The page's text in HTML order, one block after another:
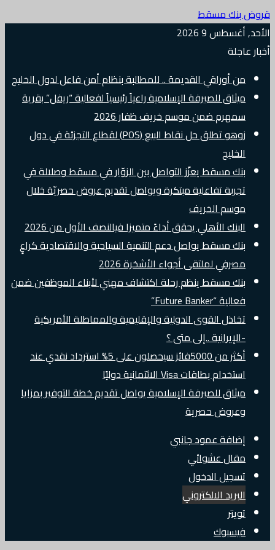
قروض بنك مسقط
الأحد, أغسطس 9 2026
أخبار عاجلة
من أوراقي القديمة .. للمطالبة بنظام أمن فاعل لدول الخليج
ميثاق للصيرفة الإسلامية راعياً رئيسياً لفعالية “ريفل” بقرية
سمهرم ضمن موسم خريف ظفار 2026
زوهو تطلق حل نقاط البيع (POS) لقطاع التجزئة في دول
الخليج
بنك مسقط يعزّز التواصل بين الزوّار في مسقط وصلالة في
تجربة تفاعلية مبتكرة ويواصل تقديم عروض حصريّة خلال
موسم الخريف
البنك الأهلي يحقق أداءً متميزا فيالنصف الأول من 2026
بنك مسقط يواصل دعم التنمية السياحية والاقتصادية كراعٍ
مصرفي لملتقى أجواء الأشخرة 2026
بنك مسقط ينظم رحلة اكتشاف مهني لأبناء الموظفين ضمن
فعالية “Future Banker”
تخاذل القوى الدولية والإقليمية والمماطلة الأمريكية
-الإيرانية ..إلى متى ؟
أكثر من 5000فائز سيحصلون على 5% استرداد نقدي عند
استخدام بطاقات Visa الائتمانية دوليًا
ميثاق للصيرفة الإسلامية يواصل تقديم خطة التوفير بمزايا
وعروض حصرية
إضافة عمود جانبي
مقال عشوائي
تسجيل الدخول
البريد الالكتروني
تويتر
فيسبوك